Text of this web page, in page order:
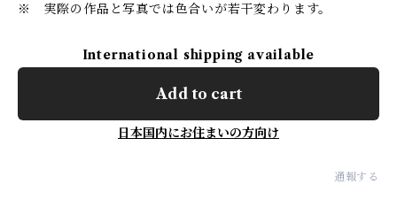
※ 実際の作品と写真では色合いが若干変わります。
International shipping available
Add to cart
日本国内にお住まいの方向け
通報する